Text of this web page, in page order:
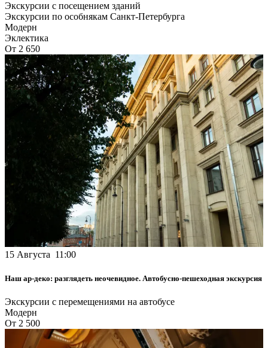
Экскурсии с посещением зданий
Экскурсии по особнякам Санкт-Петербурга
Модерн
Эклектика
От 2 650
15 Августа 11:00
Наш ар-деко: разглядеть неочевидное. Автобусно-пешеходная экскурсия
Экскурсии с перемещениями на автобусе
Модерн
От 2 500